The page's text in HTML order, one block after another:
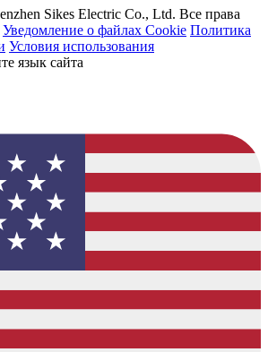
Sikes Electric Co., Ltd. Все права
Уведомление о файлах Cookie Политика
Условия использования
язык сайта